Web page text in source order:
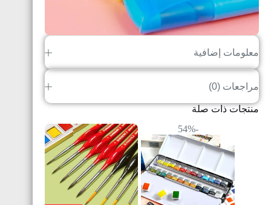
معلومات إضافية
مراجعات (0)
منتجات ذات صلة
-54%